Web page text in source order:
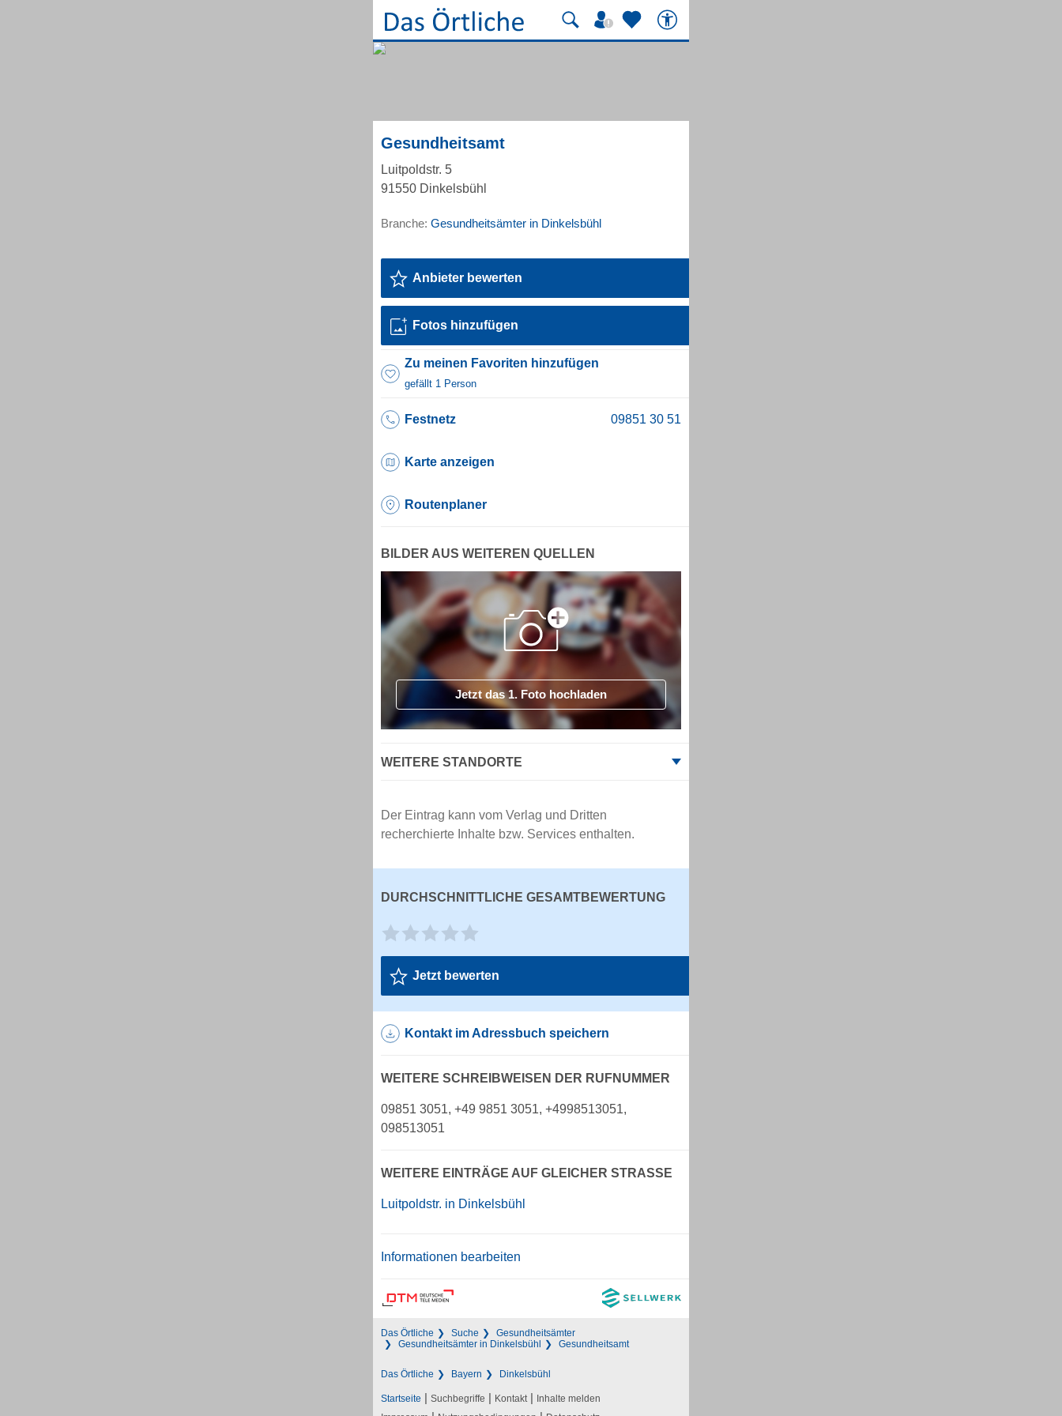
Gesundheitsamt
Luitpoldstr. 5
91550 Dinkelsbühl
Branche: Gesundheitsämter in Dinkelsbühl
Anbieter bewerten
Fotos hinzufügen
Zu meinen Favoriten hinzufügen
gefällt 1 Person
Festnetz
Karte anzeigen
Routenplaner
BILDER AUS WEITEREN QUELLEN
Jetzt das 1. Foto hochladen
WEITERE STANDORTE
Der Eintrag kann vom Verlag und Dritten
recherchierte Inhalte bzw. Services enthalten.
DURCHSCHNITTLICHE GESAMTBEWERTUNG
Jetzt bewerten
Kontakt im Adressbuch speichern
WEITERE SCHREIBWEISEN DER RUFNUMMER
09851 3051, +49 9851 3051, +4998513051,
098513051
WEITERE EINTRÄGE AUF GLEICHER STRASSE
Luitpoldstr. in Dinkelsbühl
Informationen bearbeiten
Das Örtliche Suche
Gesundheitsämter
Gesundheitsämter in Dinkelsbühl
Gesundheitsamt
Das Örtliche Bayern Dinkelsbühl
Startseite | Suchbegriffe | Kontakt | Inhalte melden